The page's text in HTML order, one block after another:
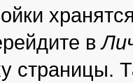
в
страницы.